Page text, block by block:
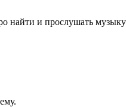
найти и прослушать